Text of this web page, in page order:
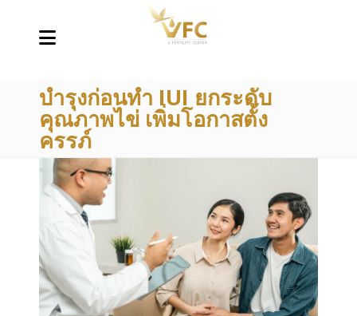
บำรุงก่อนทำ IUI ยกระดับ
คุณภาพไข่ เพิ่มโอกาสตั้ง
ครรภ์